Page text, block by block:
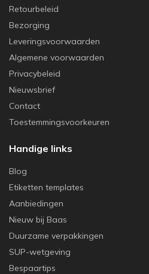
Retourbeleid
Bezorging
Leveringsvoorwaarden
Algemene voorwaarden
Privacybeleid
Nieuwsbrief
Contact
Toestemmingsvoorkeuren
Handige links
Blog
Etiketten templates
Aanbiedingen
Nieuw bij Baas
Duurzame verpakkingen
SUP-wetgeving
Bespaartips